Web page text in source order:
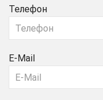
Телефон
E-Mail